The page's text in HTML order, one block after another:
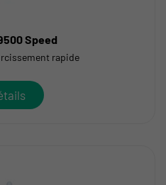
Speed
rapide